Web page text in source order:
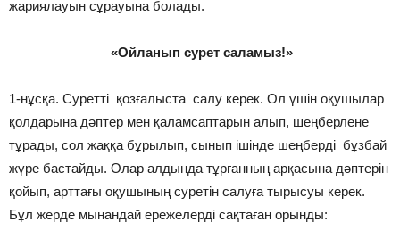
жариялауын сұрауына болады.
«Ойланып сурет саламыз!»
1-нұсқа. Суретті қозғалыста салу керек. Ол үшін оқушылар
қолдарына дәптер мен қаламсаптарын алып, шеңберлене
тұрады, сол жаққа бұрылып, сынып ішінде шеңберді бұзбай
жүре бастайды. Олар алдында тұрғанның арқасына дәптерін
қойып, арттағы оқушының суретін салуға тырысуы керек.
Бұл жерде мынандай ережелерді сақтаған орынды: